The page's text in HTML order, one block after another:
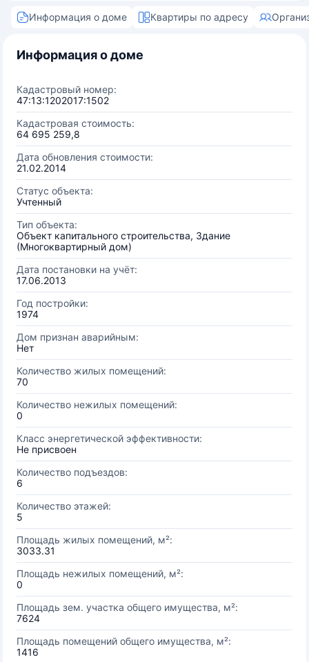
Информация о доме Квартиры по адресу
Информация о доме
Кадастровый номер:
47:13:1202017:1502
Кадастровая стоимость:
64 695 259,8
Дата обновления стоимости:
21.02.2014
Статус объекта:
Учтенный
Тип объекта:
Объект капитального строительства, Здание
(Многоквартирный дом)
Дата постановки на учёт:
17.06.2013
Год постройки:
1974
Дом признан аварийным:
Нет
Количество жилых помещений:
70
Количество нежилых помещений:
0
Класс энергетической эффективности:
Не присвоен
Количество подъездов:
6
Количество этажей:
5
Площадь жилых помещений, м²:
3033.31
Площадь нежилых помещений, м²:
0
Площадь зем. участка общего имущества, м²:
7624
Площадь помещений общего имущества, м²:
1416